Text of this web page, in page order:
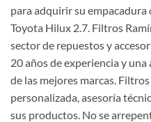
para adquirir su empacadura
Toyota Hilux 2.7. Filtros
sector de repuestos y
20 años de experiencia y
de las mejores marcas.
personalizada, asesoría
sus productos. No se